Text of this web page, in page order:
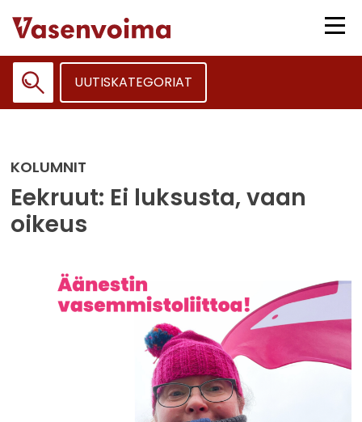
sisältöön
UUTISKATEGORIAT
KOLUMNIT
Eekruut: Ei luksusta, vaan
oikeus